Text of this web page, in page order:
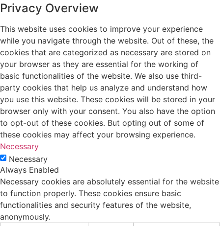
Privacy Overview
This website uses cookies to improve your experience
while you navigate through the website. Out of these, the
cookies that are categorized as necessary are stored on
your browser as they are essential for the working of
basic functionalities of the website. We also use third-
party cookies that help us analyze and understand how
you use this website. These cookies will be stored in your
browser only with your consent. You also have the option
to opt-out of these cookies. But opting out of some of
these cookies may affect your browsing experience.
Necessary
Necessary
Always Enabled
Necessary cookies are absolutely essential for the website
to function properly. These cookies ensure basic
functionalities and security features of the website,
anonymously.